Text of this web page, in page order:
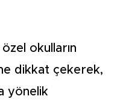
okulların
dikkat çekerek,
yönelik